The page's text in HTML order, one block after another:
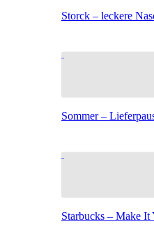
Storck – leckere
Sommer –
Starbucks – Make It